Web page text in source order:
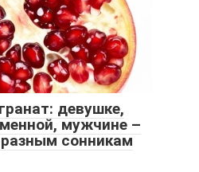
девушке,
мужчине –
сонникам